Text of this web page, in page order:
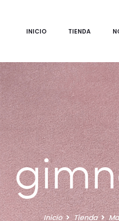
INICIO TIENDA
Inicio Tienda